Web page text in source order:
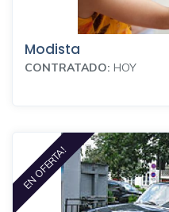
Modista
CONTRATADO: HOY
EN OFERTA!